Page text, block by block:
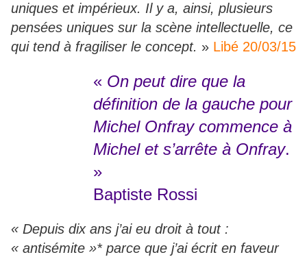
uniques et impérieux. Il y a, ainsi, plusieurs
pensées uniques sur la scène intellectuelle, ce
qui tend à fragiliser le concept. » Libé 20/03/15
« On peut dire que la
définition de la gauche pour
Michel Onfray commence à
Michel et s’arrête à Onfray.
»
Baptiste Rossi
« Depuis dix ans j’ai eu droit à tout :
« antisémite »* parce que j’ai écrit en faveur